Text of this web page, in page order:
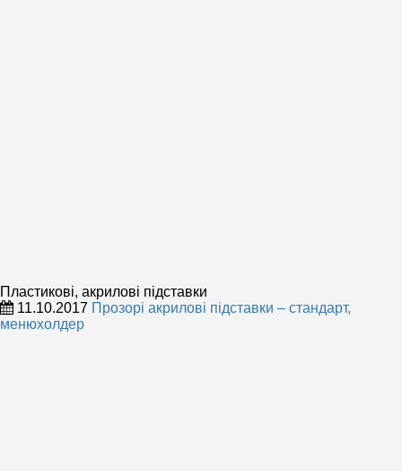
Пластикові, акрилові підставки
11.10.2017 Прозорі акрилові підставки – стандарт,
менюхолдер